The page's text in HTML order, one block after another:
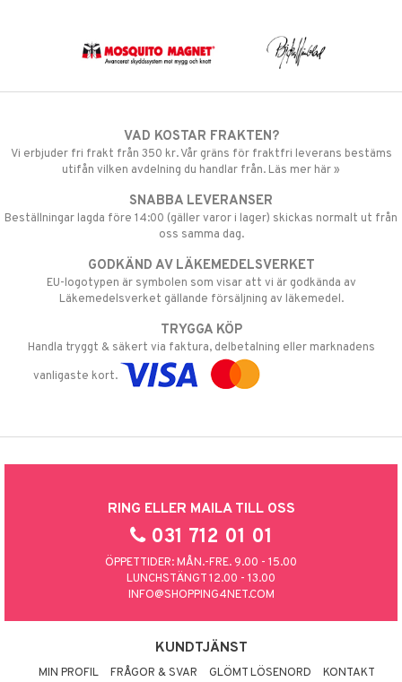
VAD KOSTAR FRAKTEN?
Vi erbjuder fri frakt från 350 kr. Vår gräns för fraktfri leverans bestäms
utifån vilken avdelning du handlar från. Läs mer här »
SNABBA LEVERANSER
Beställningar lagda före 14:00 (gäller varor i lager) skickas normalt ut från
oss samma dag.
GODKÄND AV LÄKEMEDELSVERKET
EU-logotypen är symbolen som visar att vi är godkända av
Läkemedelsverket gällande försäljning av läkemedel.
TRYGGA KÖP
Handla tryggt & säkert via faktura, delbetalning eller marknadens
vanligaste kort.
RING ELLER MAILA TILL OSS
031 712 01 01
ÖPPETTIDER: MÅN.-FRE. 9.00 - 15.00
LUNCHSTÄNGT 12.00 - 13.00
INFO@SHOPPING4NET.COM
KUNDTJÄNST
MIN PROFIL FRÅGOR & SVAR GLÖMT LÖSENORD
KONTAKT